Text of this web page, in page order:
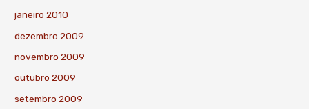
janeiro 2010
dezembro 2009
novembro 2009
outubro 2009
setembro 2009